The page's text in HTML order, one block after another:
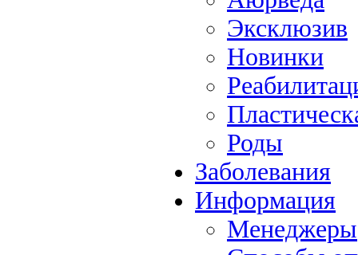
Эксклюзив
Новинки
Роды
Заболевания
Информация
Менеджеры